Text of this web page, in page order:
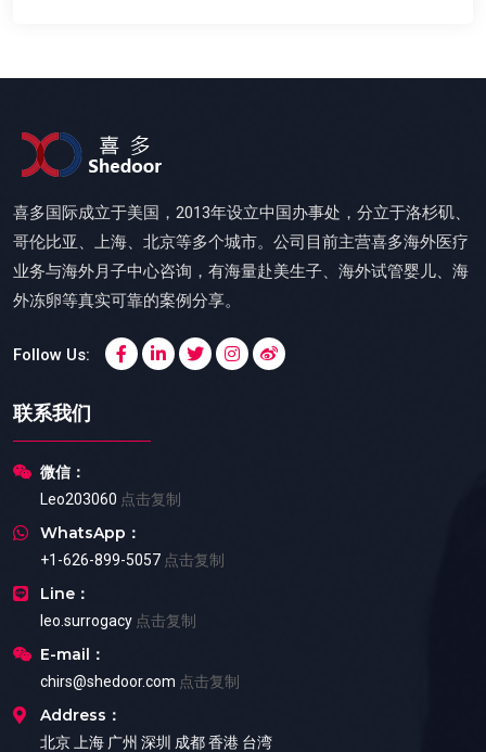
喜多国际成立于美国，2013年设立中国办事处，分立于洛杉矶、
哥伦比亚、上海、北京等多个城市。公司目前主营喜多海外医疗
业务与海外月子中心咨询，有海量赴美生子、海外试管婴儿、海
外冻卵等真实可靠的案例分享。
Follow Us:
联系我们
微信：
Leo203060 点击复制
WhatsApp：
+1-626-899-5057 点击复制
Line：
leo.surrogacy 点击复制
E-mail：
chirs@shedoor.com 点击复制
Address：
北京 上海 广州 深圳 成都 香港 台湾